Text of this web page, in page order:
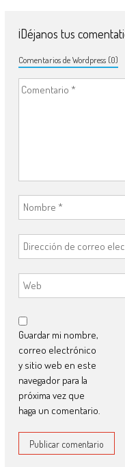
¡Déjanos tus
Comentarios de Wordpress (0)
Guardar mi nombre,
correo electrónico
y sitio web en este
navegador para la
próxima vez que
haga un comentario.